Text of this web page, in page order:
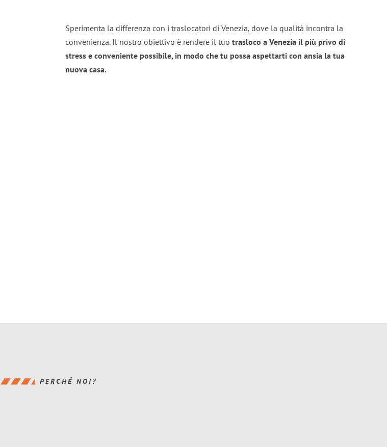
Sperimenta la differenza con i traslocatori di Venezia, dove la qualità incontra la
convenienza. Il nostro obiettivo è rendere il tuo trasloco a Venezia il più privo di
stress e conveniente possibile, in modo che tu possa aspettarti con ansia la tua
nuova casa.
PERCHÉ NOI?